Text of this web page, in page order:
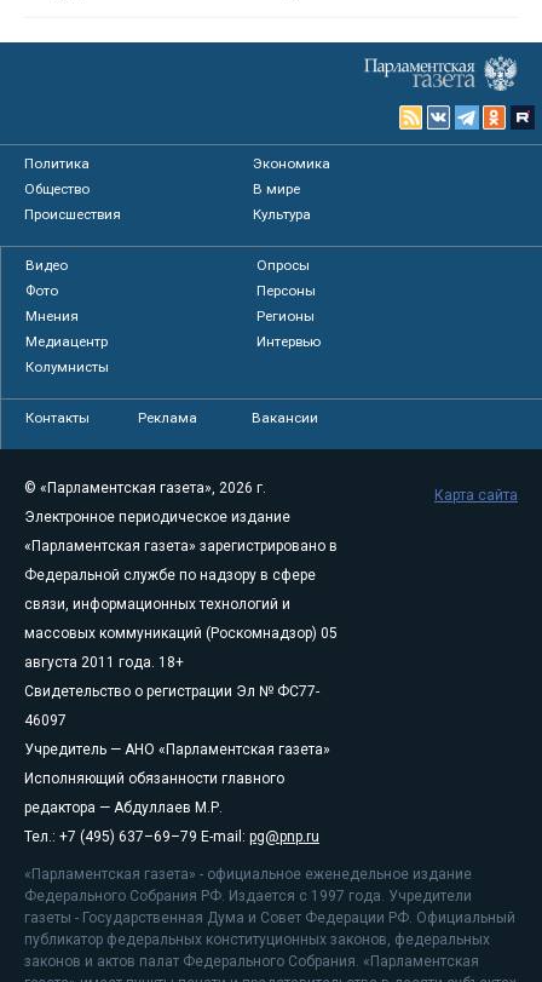
Политика
Экономика
Общество
В мире
Происшествия
Культура
Видео
Опросы
Фото
Персоны
Мнения
Регионы
Медиацентр
Интервью
Колумнисты
Контакты Реклама Вакансии
© «Парламентская газета», 2026 г.
Электронное периодическое издание
«Парламентская газета» зарегистрировано в
Федеральной службе по надзору в сфере
связи, информационных технологий и
массовых коммуникаций (Роскомнадзор) 05
августа 2011 года. 18+
Свидетельство о регистрации Эл № ФС77-
46097
Учредитель — АНО «Парламентская газета»
Исполняющий обязанности главного
редактора — Абдуллаев М.Р.
Тел.: +7 (495) 637–69–79 E-mail: pg@pnp.ru
«Парламентская газета» - официальное еженедельное издание
Федерального Собрания РФ. Издается с 1997 года. Учредители
газеты - Государственная Дума и Совет Федерации РФ. Официальный
публикатор федеральных конституционных законов, федеральных
законов и актов палат Федерального Собрания. «Парламентская
Карта сайта